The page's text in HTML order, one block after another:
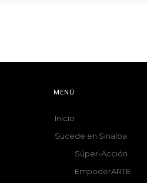
MENÚ
Inicio
Sucede en Sinaloa
Súper-Acción
EmpoderARTE